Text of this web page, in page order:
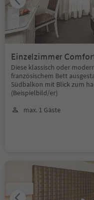
Einzelzimmer
Diese klassisch oder
französischem Bett
Südbalkon mit Blick zum
(Beispielbild/er)
max. 1 Gäste